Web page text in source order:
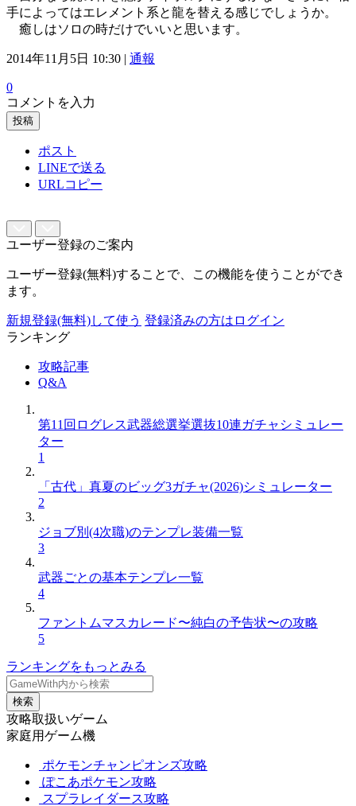
手によってはエレメント系と龍を替える感じでしょうか。
癒しはソロの時だけでいいと思います。
2014年11月5日 10:30 | 通報
0
コメントを入力
投稿
ポスト
LINEで送る
URLコピー
ユーザー登録のご案内
ユーザー登録(無料)することで、この機能を使うことができ
ます。
新規登録(無料)して使う 登録済みの方はログイン
ランキング
攻略記事
Q&A
第11回ログレス武器総選挙選抜10連ガチャシミュレー
ター
1
「古代」真夏のビッグ3ガチャ(2026)シミュレーター
2
ジョブ別(4次職)のテンプレ装備一覧
3
武器ごとの基本テンプレ一覧
4
ファントムマスカレード〜純白の予告状〜の攻略
5
ランキングをもっとみる
検索
攻略取扱いゲーム
家庭用ゲーム機
ポケモンチャンピオンズ攻略
ぽこあポケモン攻略
スプラレイダース攻略